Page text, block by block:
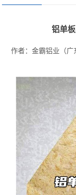
铝单
作者：金霸铝业（广